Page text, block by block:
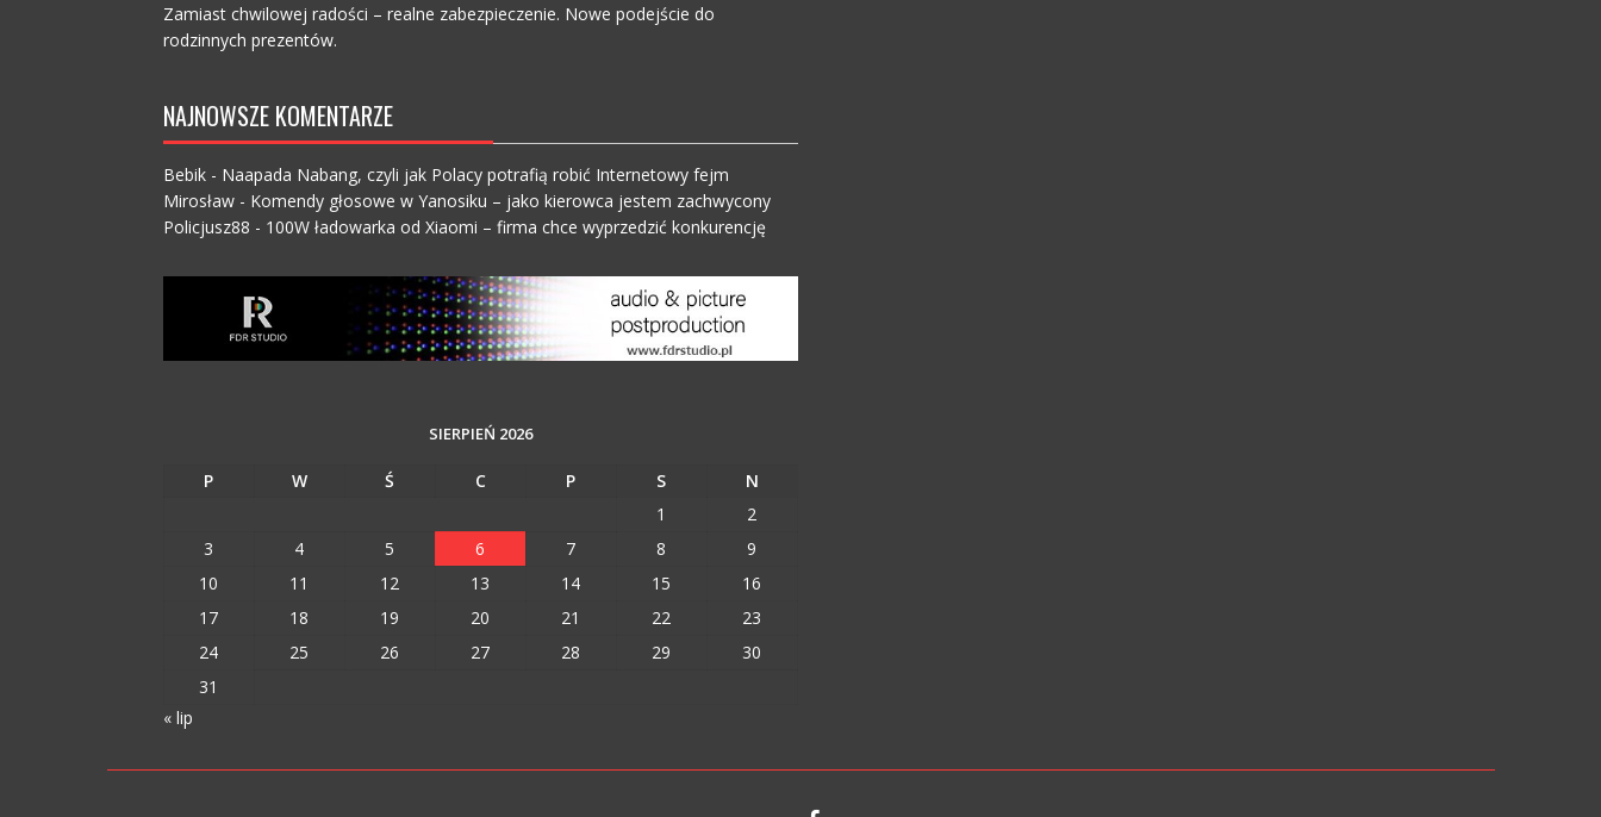
Zamiast chwilowej radości – realne zabezpieczenie. Nowe podejście do
rodzinnych prezentów.
NAJNOWSZE KOMENTARZE
Bebik- Naapada Nabang, czyli jak Polacy potrafią robić Internetowy fejm
Mirosław- Komendy głosowe w Yanosiku – jako kierowca jestem zachwycony
Policjusz88 - 100W ładowarka od Xiaomi – firma chce wyprzedzić konkurencję
SIERPIEŃ 2026
P W Ś C P S
N
1
2
3
4 5 6 7 8
9
10
11 12 13 14 15
16
17
18 19 20 21 22
23
24
25 26 27 28 29
30
31
« lip